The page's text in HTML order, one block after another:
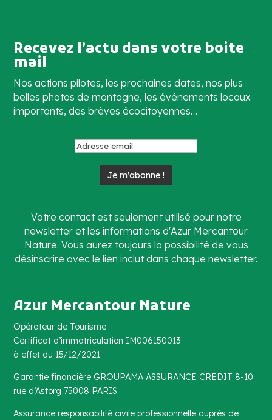
Recevez l’actu dans votre boite
mail
Nos actions pilotes, les prochaines dates, nos plus
belles photos de montagne, les événements locaux
importants, des brèves écocitoyennes…
Votre contact est seulement utilisé pour notre
newsletter et les informations d'Azur Mercantour
Nature. Vous aurez toujours la possibilité de vous
désinscrire avec le lien inclut dans chaque newsletter.
Azur Mercantour Nature
Opérateur de Tourisme
Certificat d’immatriculation IM006150013
à effet du 15/12/2021
Garantie financière GROUPAMA ASSURANCE CREDIT 8-10
rue d’Astorg 75008 PARIS
Assurance responsabilité civile professionnelle auprès de